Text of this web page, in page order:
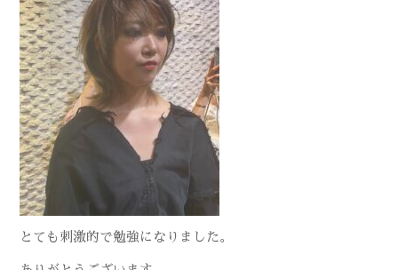
とても刺激的で勉強になりました。